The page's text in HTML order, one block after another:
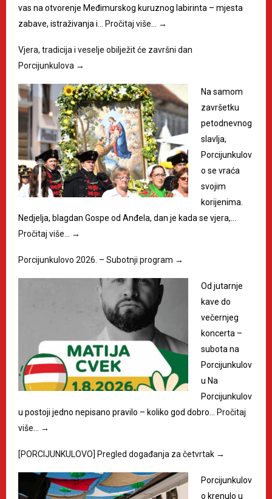
vas na otvorenje Međimurskog kuruznog labirinta – mjesta
zabave, istraživanja i…
Pročitaj više… →
Vjera, tradicija i veselje obilježit će završni dan
Porcijunkulova →
Na samom
završetku
petodnevnog
slavlja,
Porcijunkulov
o se vraća
svojim
korijenima.
Nedjelja, blagdan Gospe od Anđela, dan je kada se vjera,…
Pročitaj više…
→
Porcijunkulovo 2026. – Subotnji program →
Od jutarnje
kave do
večernjeg
koncerta –
subota na
Porcijunkulov
u Na
Porcijunkulov
u postoji jedno nepisano pravilo – koliko god dobro…
Pročitaj
više…
→
[PORCIJUNKULOVO] Pregled događanja za četvrtak →
Porcijunkulov
o krenulo u